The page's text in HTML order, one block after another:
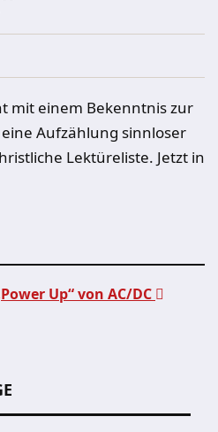
mit einem Bekenntnis zur
Aufzählung sinnloser
Lektüreliste. Jetzt in
Up“ von AC/DC